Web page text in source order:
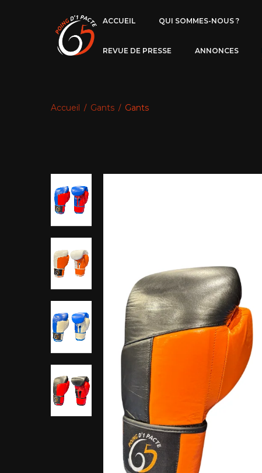
ACCUEIL QUI SOMMES-NOUS ?
REVUE DE PRESSE ANNONCES
Accueil / Gants / Gants